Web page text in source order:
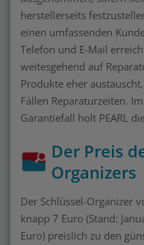
herstellerseits
einen umfassenden
Telefon und E-Mail
weitesgehend auf
Produkte eher
Fällen Reparaturzeiten.
Garantiefall holt PEARL
Der Preis
Organizers
Der Schlüssel-Organizer
knapp 7 Euro (Stand:
Euro) preislich zu den